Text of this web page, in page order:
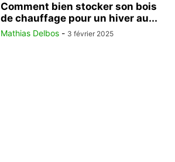
Comment bien stocker son bois
de chauffage pour un hiver au...
Mathias Delbos - 3 février 2025